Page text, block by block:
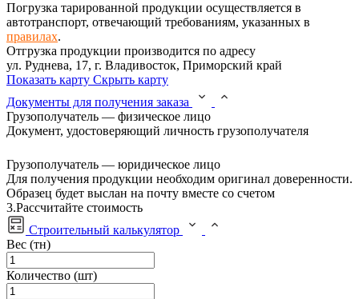
Погрузка тарированной продукции осуществляется в
автотранспорт, отвечающий требованиям, указанных в
правилах.
Отгрузка продукции производится по адресу
ул. Руднева, 17, г. Владивосток, Приморский край
Показать карту Скрыть карту
Документы для получения заказа
Грузополучатель — физическое лицо
Документ, удостоверяющий личность грузополучателя
Грузополучатель — юридическое лицо
Для получения продукции необходим оригинал доверенности.
Образец будет выслан на почту вместе со счетом
3.Рассчитайте стоимость
Строительный калькулятор
Вес (тн)
Количество (шт)